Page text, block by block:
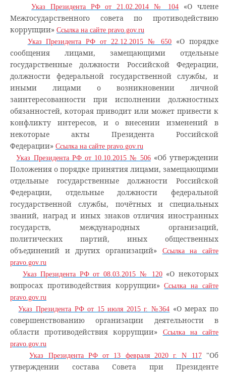
Указ Президента РФ от 21.02.2014 № 104
«О члене
Межгосударственного совета по противодействию
коррупции» Ссылка на сайте pravo.gov.ru
Указ Президента РФ от 22.12.2015 № 650
«О порядке
сообщения лицами, замещающими отдельные
государственные должности Российской Федерации,
должности федеральной государственной службы, и
иными лицами о возникновении личной
заинтересованности при исполнении должностных
обязанностей, которая приводит или может привести к
конфликту интересов, и о внесении изменений в
некоторые акты Президента Российской
Федерации» Ссылка на сайте pravo.gov.ru
Указ Президента РФ от 10.10.2015 № 506«Об утверждении
Положения о порядке принятия лицами, замещающими
отдельные государственные должности Российской
Федерации, отдельные должности федеральной
государственной службы, почётных и специальных
званий, наград и иных знаков отличия иностранных
государств, международных организаций,
политических партий, иных общественных
объединений и других организаций»
Ссылка на сайте
pravo.gov.ru
Указ Президента РФ от 08.03.2015 № 120«О некоторых
вопросах противодействия коррупции»Ссылка на сайте
pravo.gov.ru
Указ Президента РФ от 15 июля 2015 г. №364 «О мерах по
совершенствованию организации деятельности в
области противодействия коррупции»
Ссылка на сайте
pravo.gov.ru
Указ Президента РФ от 13 февраля 2020 г. N 117"Об
утверждении состава Совета при Президенте